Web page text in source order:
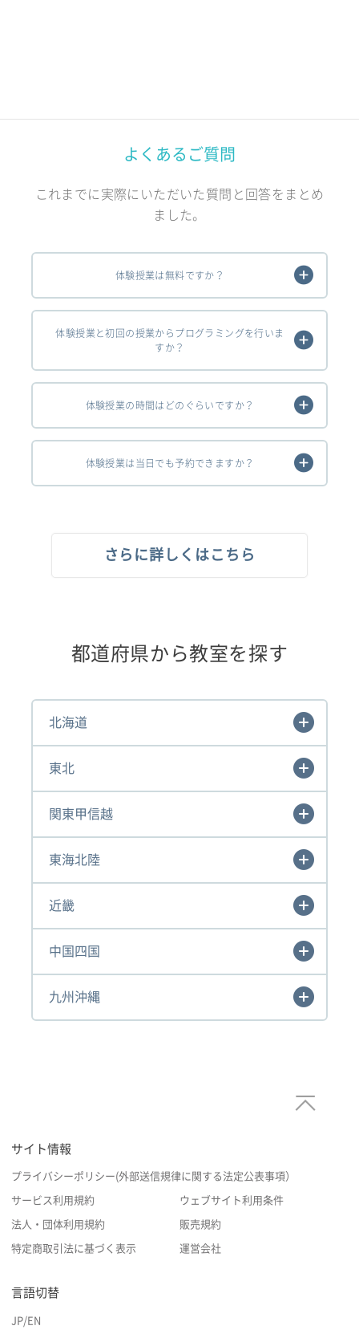
よくあるご質問
これまでに実際にいただいた質問と回答をまとめ
ました。
体験授業は無料ですか？
体験授業と初回の授業からプログラミングを行いま
すか？
体験授業の時間はどのぐらいですか？
体験授業は当日でも予約できますか？
さらに詳しくはこちら
都道府県から教室を探す
北海道
東北
関東甲信越
東海北陸
近畿
中国四国
九州沖縄
サイト情報
プライバシーポリシー(外部送信規律に関する法定公表事項）
サービス利用規約 ウェブサイト利用条件
法人・団体利用規約 販売規約
特定商取引法に基づく表示 運営会社
言語切替
JP/EN